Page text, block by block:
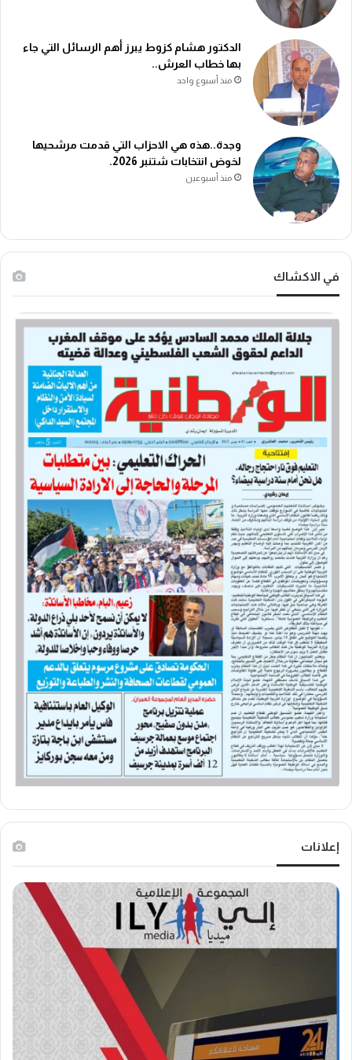
الدكتور هشام كزوط يبرز أهم الرسائل التي جاء
بها خطاب العرش..
منذ أسبوع واحد
وجدة..هذه هي الاحزاب التي قدمت مرشحيها
لخوض انتخابات شتنبر 2026.
منذ أسبوعين
في الاكشاك
إعلانات